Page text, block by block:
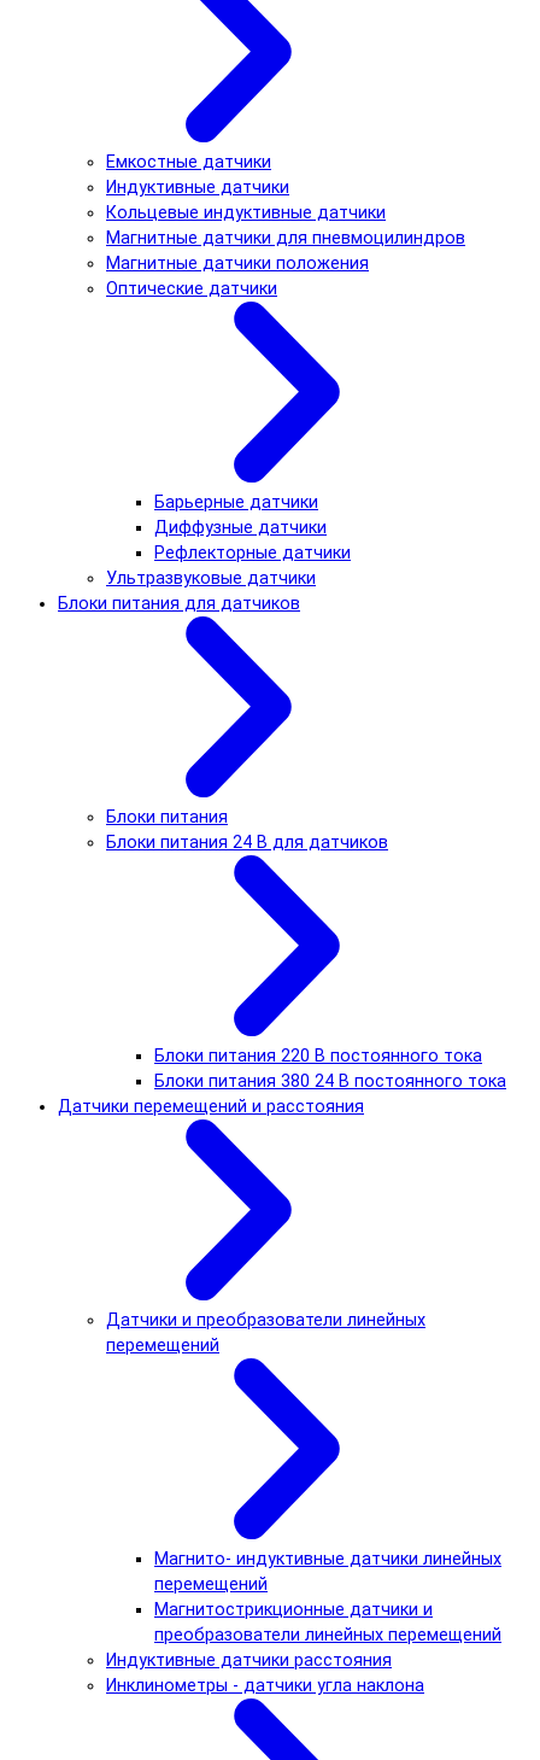
Емкостные датчики
Индуктивные датчики
Кольцевые индуктивные датчики
Магнитные датчики для пневмоцилиндров
Магнитные датчики положения
Оптические датчики
Барьерные датчики
Диффузные датчики
Рефлекторные датчики
Ультразвуковые датчики
Блоки питания для датчиков
Блоки питания
Блоки питания 24 В для датчиков
Блоки питания 220 В постоянного тока
Блоки питания 380 24 В постоянного тока
Датчики перемещений и расстояния
Датчики и преобразователи линейных
перемещений
Магнито- индуктивные датчики линейных
перемещений
Магнитострикционные датчики и
преобразователи линейных перемещений
Индуктивные датчики расстояния
Инклинометры - датчики угла наклона